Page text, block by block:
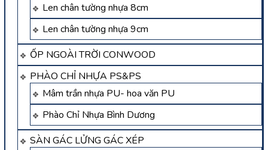
Len chân tường nhựa 8cm
Len chân tường nhựa 9cm
ỐP NGOÀI TRỜI CONWOOD
PHÀO CHỈ NHỰA PS&PS
Mâm trần nhựa PU- hoa văn PU
Phào Chỉ Nhựa Bình Dương
SÀN GÁC LỬNG GÁC XÉP